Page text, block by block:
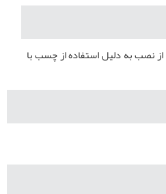
نصب به دلیل استفاده از چسب با